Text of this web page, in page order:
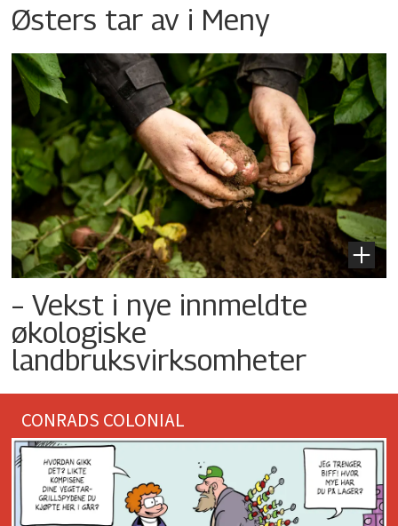
Østers tar av i Meny
– Vekst i nye innmeldte
økologiske
landbruksvirksomheter
CONRADS COLONIAL